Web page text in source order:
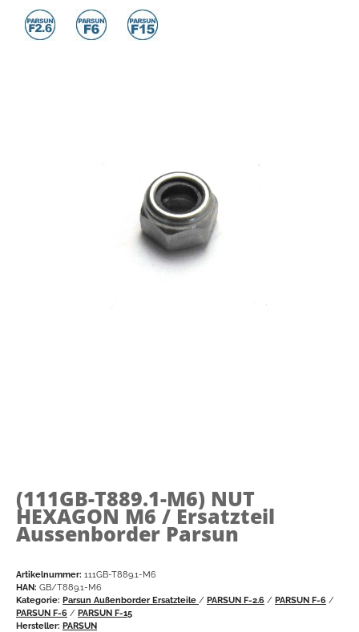
(111GB-T889.1-M6) NUT
HEXAGON M6 / Ersatzteil
Aussenborder Parsun
Artikelnummer: 111GB-T889.1-M6
HAN: GB/T889.1-M6
Kategorie: Parsun Außenborder Ersatzteile / PARSUN F-2.6 / PARSUN F-6 /
PARSUN F-6 / PARSUN F-15
Hersteller: PARSUN